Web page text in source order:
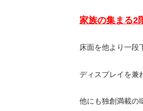
家族の集まる2
床面を他より一段
ディスプレイを兼
他にも独創満載の